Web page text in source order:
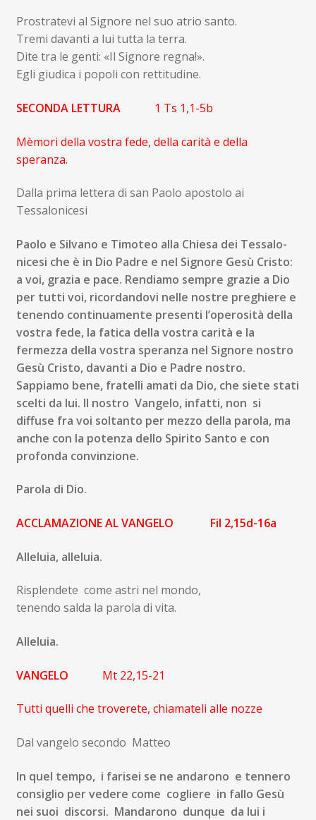
Prostratevi al Signore nel suo atrio santo.
Tremi davanti a lui tutta la terra.
Dite tra le genti: «Il Signore regna!».
Egli giudica i popoli con rettitudine.
SECONDA LETTURA 1 Ts 1,1-5b
Mèmori della vostra fede, della carità e della
speranza.
Dalla prima lettera di san Paolo apostolo ai
Tessalonicesi
Paolo e Silvano e Timoteo alla Chiesa dei Tessalo-
nicesi che è in Dio Padre e nel Signore Gesù Cristo:
a voi, grazia e pace. Rendiamo sempre grazie a Dio
per tutti voi, ricordandovi nelle nostre preghiere e
tenendo continuamente presenti l’operosità della
vostra fede, la fatica della vostra carità e la
fermezza della vostra speranza nel Signore nostro
Gesù Cristo, davanti a Dio e Padre nostro.
Sappiamo bene, fratelli amati da Dio, che siete stati
scelti da lui. Il nostro Vangelo, infatti, non si
diffuse fra voi soltanto per mezzo della parola, ma
anche con la potenza dello Spirito Santo e con
profonda convinzione.
Parola di Dio.
ACCLAMAZIONE AL VANGELO Fil 2,15d-16a
Alleluia, alleluia.
Risplendete come astri nel mondo,
tenendo salda la parola di vita.
Alleluia.
VANGELO Mt 22,15-21
Tutti quelli che troverete, chiamateli alle nozze
Dal vangelo secondo Matteo
In quel tempo, i farisei se ne andarono e tennero
consiglio per vedere come cogliere in fallo Gesù
nei suoi discorsi. Mandarono dunque da lui i